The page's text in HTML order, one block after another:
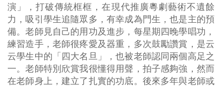
演」，打破傳統框框，在現代推廣粵劇藝術不遺餘
力，吸引學生追隨眾多，有幸成為門生，也是主的預
備。老師見自己的用功及進步，每星期四晚學唱功，
練習造手，老師很疼愛及器重，多次鼓勵讚賞，是云
云學生中的「四大名旦」，也被老師認同兩個高足之
一。老師特別欣賞我很懂得用聲，拍子感夠強，然而
在老師身上，建立了扎實的功底。後來多年與老師或